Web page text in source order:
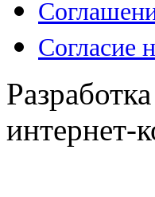
Согласие
интернет-